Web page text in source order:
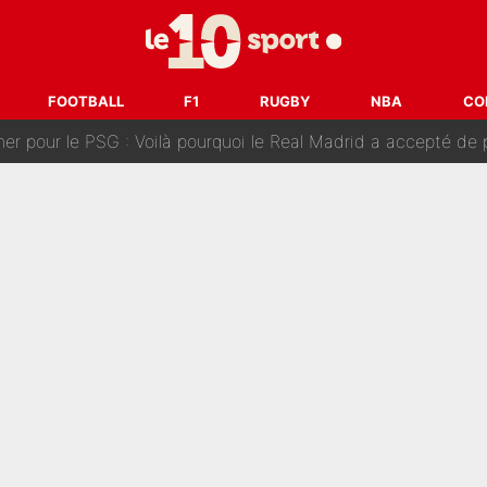
FOOTBALL F1 RUGBY NBA
transfert à l'OM, Quinten Timber raconte ses doutes
le transfert de Max Verstappen qui pourrait «faire des
le PSG : Voilà pourquoi le Real Madrid a accepté de payer la somme